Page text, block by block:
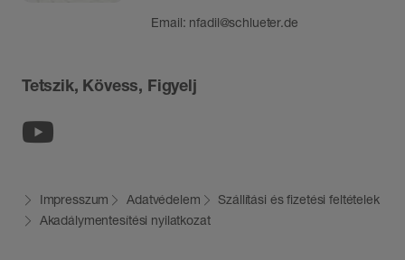
Email: nfadil@schlueter.de
Tetszik, Kövess, Figyelj
Impresszum Adatvédelem
Szállítási és fizetési feltételek
Akadálymentesítési nyilatkozat